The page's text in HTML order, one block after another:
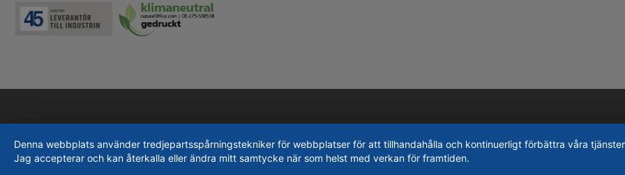
Denna webbplats använder tredjepartsspårningstekniker för webbplatser för att tillhandahålla och kontinuerligt förbättra våra
Jag accepterar och kan återkalla eller ändra mitt samtycke när som helst med verkan för framtiden.